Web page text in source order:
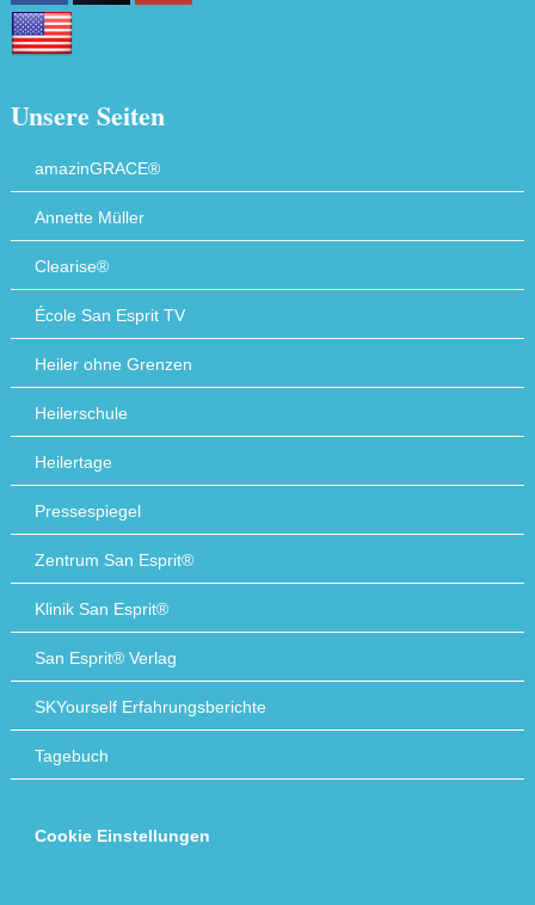
Unsere Seiten
amazinGRACE®
Annette Müller
Clearise®
École San Esprit TV
Heiler ohne Grenzen
Heilerschule
Heilertage
Pressespiegel
Zentrum San Esprit®
Klinik San Esprit®
San Esprit® Verlag
SKYourself Erfahrungsberichte
Tagebuch
Cookie Einstellungen